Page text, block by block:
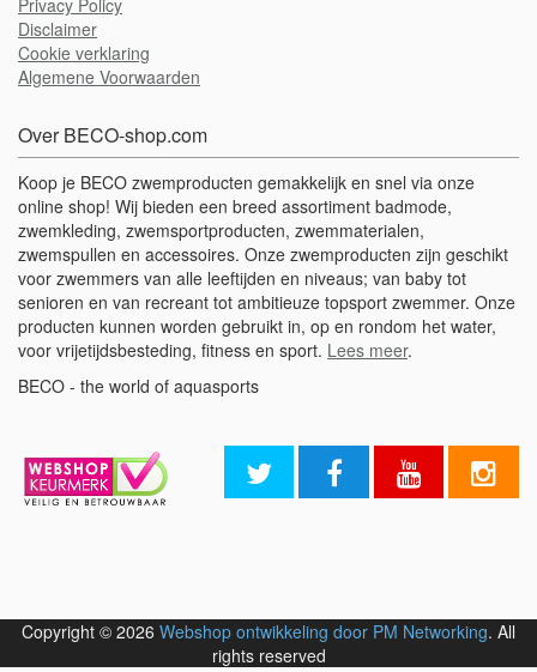
Privacy Policy
Disclaimer
Cookie verklaring
Algemene Voorwaarden
Over BECO-shop.com
Koop je BECO zwemproducten gemakkelijk en snel via onze
online shop! Wij bieden een breed assortiment badmode,
zwemkleding, zwemsportproducten, zwemmaterialen,
zwemspullen en accessoires. Onze zwemproducten zijn geschikt
voor zwemmers van alle leeftijden en niveaus; van baby tot
senioren en van recreant tot ambitieuze topsport zwemmer. Onze
producten kunnen worden gebruikt in, op en rondom het water,
voor vrijetijdsbesteding, fitness en sport. Lees meer.
BECO - the world of aquasports
Copyright © 2026 Webshop ontwikkeling door PM Networking. All
rights reserved